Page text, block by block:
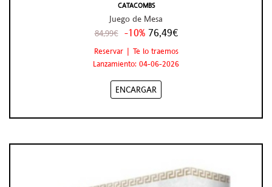
CATACOMBS
Juego de Mesa
84,99€ -10% 76,49€
Reservar | Te lo traemos
Lanzamiento: 04-06-2026
ENCARGAR